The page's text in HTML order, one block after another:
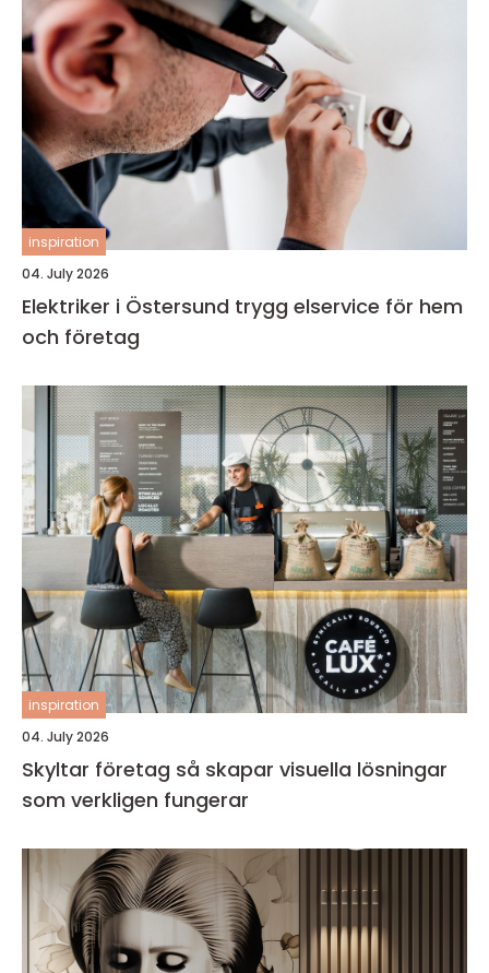
inspiration
04. July 2026
Elektriker i Östersund trygg elservice för hem
och företag
inspiration
04. July 2026
Skyltar företag så skapar visuella lösningar
som verkligen fungerar